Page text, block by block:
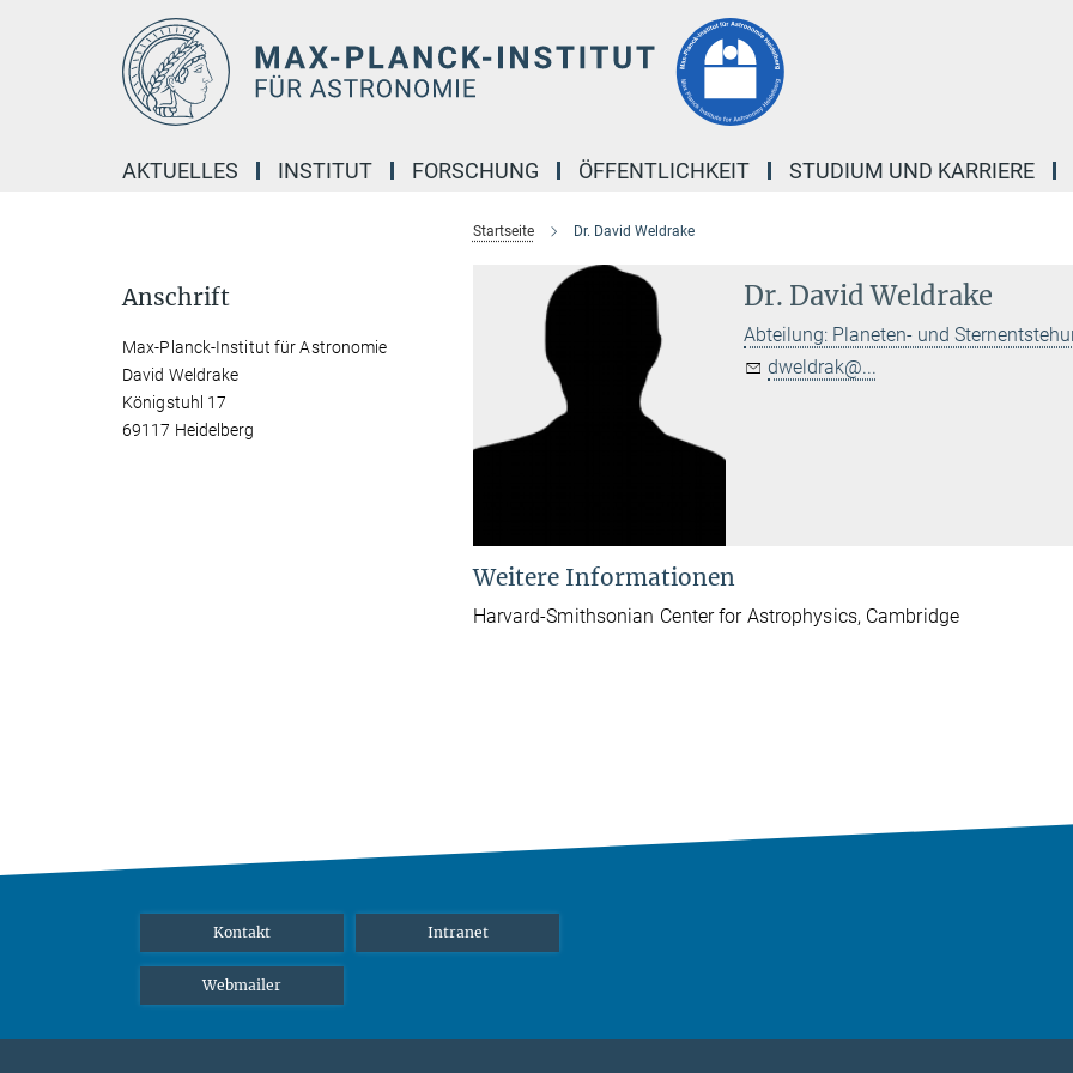
AKTUELLES INSTITUT FORSCHUNG ÖFFENTLICHKEIT STUDIUM UND KARRIERE
Startseite Dr. David Weldrake
Dr. David Weldrake
Abteilung: Planeten- und
dweldrak@...
Weitere Informationen
Harvard-Smithsonian Center for Astrophysics, Cambridge
Anschrift
Max-Planck-Institut für Astronomie
David Weldrake
Königstuhl 17
69117 Heidelberg
Kontakt Intranet
Webmailer